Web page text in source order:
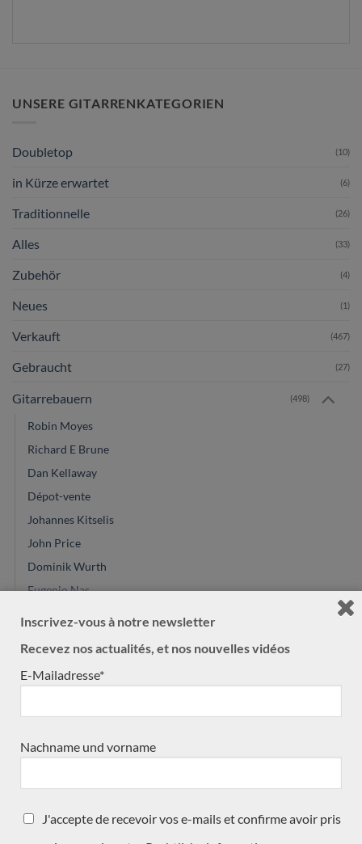
UNSERE GITARRENKATEGORIEN
Doubletop (10)
in Kürze erwartet (6)
Traditionnelle (26)
Alles (33)
Zubehör (4)
Neues (1)
Verkauft (467)
Gebraucht (27)
Gitarrebauern (498)
Robin Moyes
Richard E Brune
Dan Kellaway
Dépot-vente
Johannes Kitselis
John Price
Dominik Wurth
Eugenio Nas
Alessandro Marseglia
Vincent Humml
Kazuo Sato
Inscrivez-vous à notre newsletter
Recevez nos actualités, et nos nouvelles vidéos
E-Mailadresse*
Nachname und vorname
J'accepte de recevoir vos e-mails et confirme avoir pris